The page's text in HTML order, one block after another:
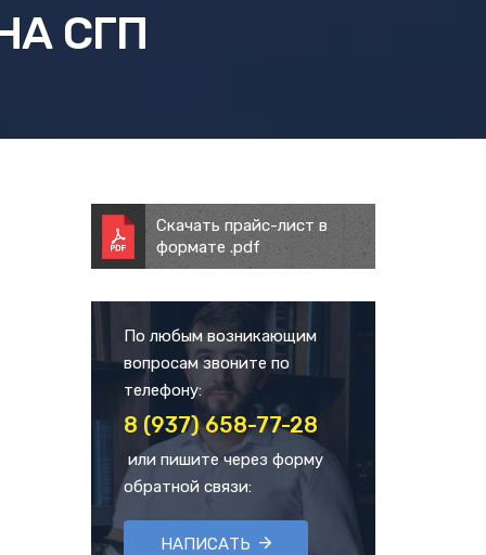
СГП
Скачать прайс-лист в
формате .pdf
По любым возникающим
вопросам звоните по
телефону:
8 (937) 658-77-28
или пишите через форму
обратной связи:
НАПИСАТЬ